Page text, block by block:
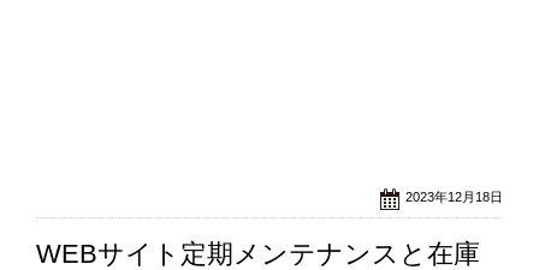
2023年12月18日
WEBサイト定期メンテナンスと在庫